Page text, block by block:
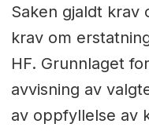
Saken gjaldt krav
krav om
HF. Grunnlaget
avvisning av
av oppfyllelse av